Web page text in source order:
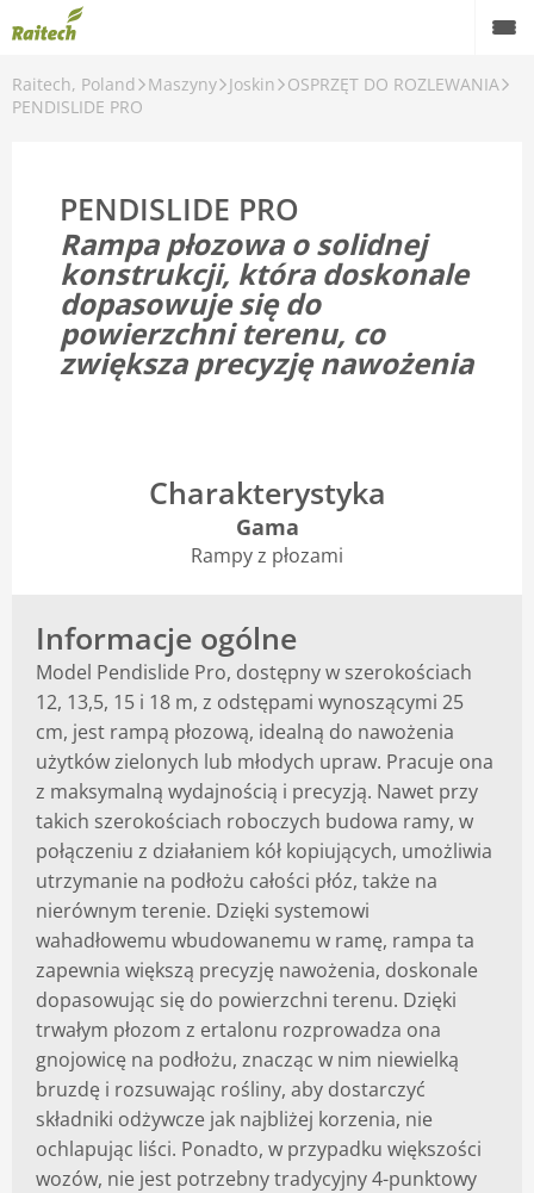
Raitech, Poland Maszyny Joskin
OSPRZĘT DO ROZLEWANIA
PENDISLIDE PRO
PENDISLIDE PRO
Rampa płozowa o solidnej
konstrukcji, która doskonale
dopasowuje się do
powierzchni terenu, co
zwiększa precyzję nawożenia
Charakterystyka
Gama
Rampy z płozami
Informacje ogólne
Model Pendislide Pro, dostępny w szerokościach
12, 13,5, 15 i 18 m, z odstępami wynoszącymi 25
cm, jest rampą płozową, idealną do nawożenia
użytków zielonych lub młodych upraw. Pracuje ona
z maksymalną wydajnością i precyzją. Nawet przy
takich szerokościach roboczych budowa ramy, w
połączeniu z działaniem kół kopiujących, umożliwia
utrzymanie na podłożu całości płóz, także na
nierównym terenie. Dzięki systemowi
wahadłowemu wbudowanemu w ramę, rampa ta
zapewnia większą precyzję nawożenia, doskonale
dopasowując się do powierzchni terenu. Dzięki
trwałym płozom z ertalonu rozprowadza ona
gnojowicę na podłożu, znacząc w nim niewielką
bruzdę i rozsuwając rośliny, aby dostarczyć
składniki odżywcze jak najbliżej korzenia, nie
ochlapując liści. Ponadto, w przypadku większości
wozów, nie jest potrzebny tradycyjny 4-punktowy
Maszyny
Części zamienne
Serwis
Rolnictwo precyzyjne
Finansowanie